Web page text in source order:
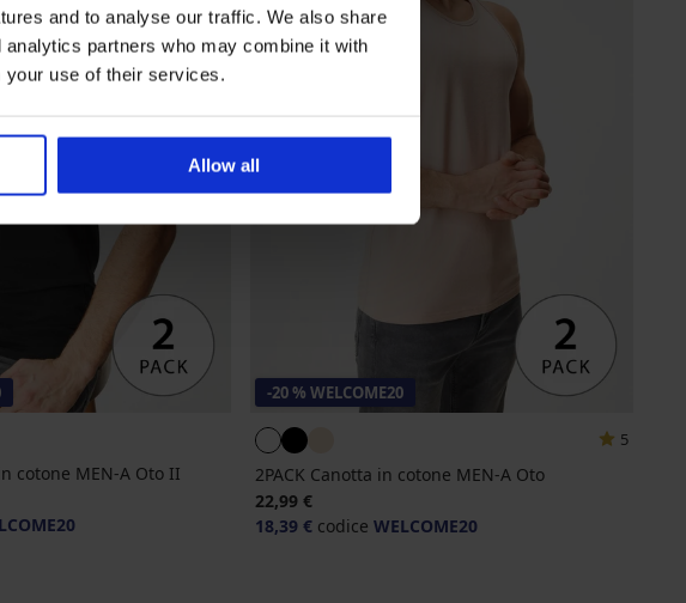
and to analyse our traffic. We also share
partners who may combine it with
your use of their services.
Allow all
cotone MEN-A Oto II
-20 % WELCOME20
5
2PACK Canotta in cotone MEN-A Oto
22,99 €
18,39 €codice WELCOME20